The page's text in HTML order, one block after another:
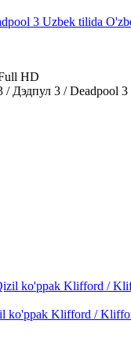
3 Uzbek tilida
HD
/ Дэдпул 3 / Deadpool
ko'ppak Klifford /